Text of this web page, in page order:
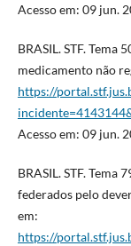
Acesso em: 09 jun.
BRASIL. STF. Tema
medicamento não
https://
Acesso em: 09 jun.
BRASIL. STF. Tema
federados pelo
em:
https://